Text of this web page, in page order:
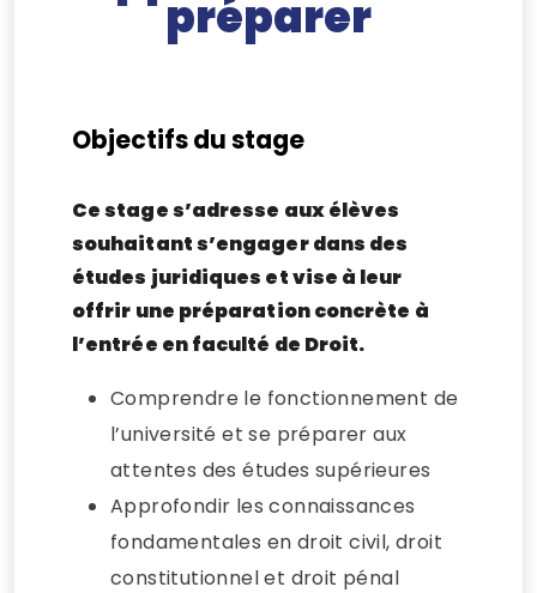
préparer
Objectifs du stage
Ce stage s’adresse aux élèves
souhaitant s’engager dans des
études juridiques et vise à leur
offrir une préparation concrète à
l’entrée en faculté de Droit.
Comprendre le fonctionnement de
l’université et se préparer aux
attentes des études supérieures
Approfondir les connaissances
fondamentales en droit civil, droit
constitutionnel et droit pénal